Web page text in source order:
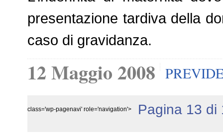
presentazione tardiva della
caso di gravidanza.
12 Maggio 2008
class='wp-pagenavi' role='navigation'> Pagina 13 di